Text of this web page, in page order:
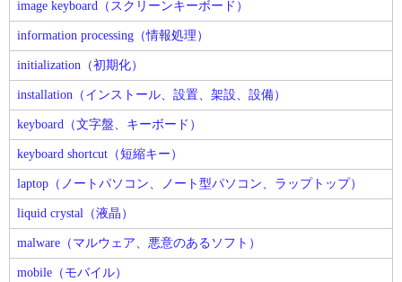
image keyboard（スクリーンキーボード）
information processing（情報処理）
initialization（初期化）
installation（インストール、設置、架設、設備）
keyboard（文字盤、キーボード）
keyboard shortcut（短縮キー）
laptop（ノートパソコン、ノート型パソコン、ラップトップ）
liquid crystal（液晶）
malware（マルウェア、悪意のあるソフト）
mobile（モバイル）